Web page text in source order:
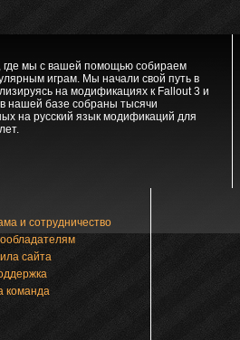
где мы с вашей помощью собираем
играм. Мы начали свой путь в
на модификациях к Fallout 3 и
нашей базе собраны тысячи
на русский язык модификаций для
и сотрудничество
сайта
команда